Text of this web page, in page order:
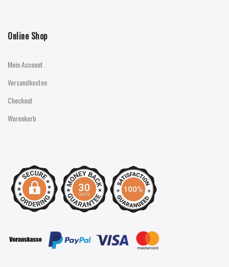
Online Shop
Mein Account
Versandkosten
Checkout
Warenkorb